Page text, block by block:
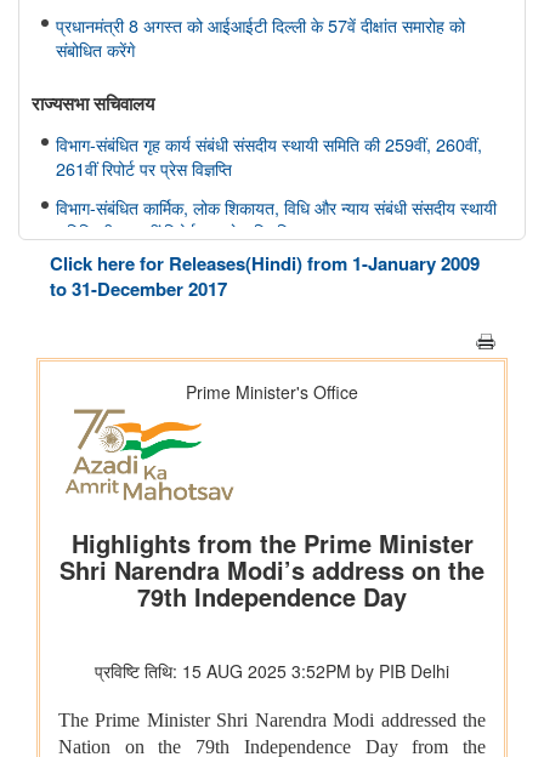
प्रधानमंत्री 8 अगस्त को आईआईटी दिल्ली के 57वें दीक्षांत समारोह को
संबोधित करेंगे
राज्यसभा सचिवालय
विभाग-संबंधित गृह कार्य संबंधी संसदीय स्थायी समिति की 259वीं, 260वीं,
261वीं रिपोर्ट पर प्रेस विज्ञप्ति
विभाग-संबंधित कार्मिक, लोक शिकायत, विधि और न्याय संबंधी संसदीय स्थायी
समिति की 166वीं रिपोर्ट पर प्रेस विज्ञप्ति
विभाग-संबंधित कार्मिक, लोक शिकायत, विधि और न्याय संबंधी संसदीय स्थायी
समिति की 165वीं रिपोर्ट पर प्रेस विज्ञप्ति
विभाग-संबंधित विज्ञान तथा प्रौद्योगिकी, पर्यावरण, वन और जलवायु परिवर्तन
संबंधी संसदीय स्थायी समिति की 412वीं रिपोर्ट पर प्रेस विज्ञप्ति
विभाग-संबंधित विज्ञान तथा प्रौद्योगिकी, पर्यावरण, वन और जलवायु परिवर्तन
संबंधी संसदीय स्थायी समिति की 413-415वीं रिपोर्ट पर प्रेस विज्ञप्ति
स्वास्थ्य और परिवार कल्याण संबंधी संसदीय स्थायी समिति की 175वीं, 176
वीं, 177 वीं रिपोर्ट पर प्रेस विज्ञप्ति
प्रेस विज्ञप्ति
राज्यसभा के सभापति द्वारा ऐतिहासिक भारत छोड़ो आंदोलन की 84वीं वर्षगांठ
पर दिए गए भाषण का मूल पाठ
आयुर्वेद पर्यटन के लिए केरल एक वैश्विक केंद्र के रूप में
Click here for Releases(Hindi) from 1-January 2009
to 31-December 2017